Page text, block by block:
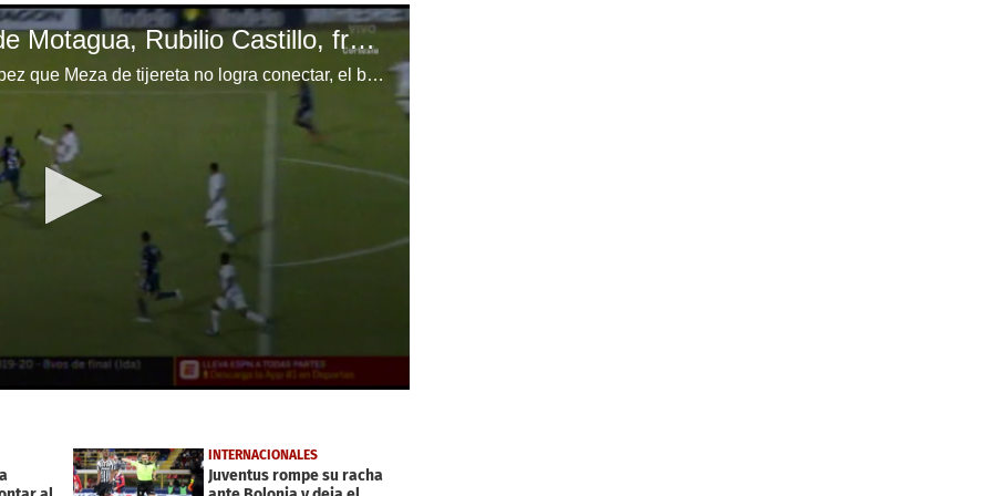
El fallo del delantero de Motagua, Rubilio Castillo, frente a Brad Guzan
Centro por derecha de Kevin López que Meza de tijereta no logra conectar, el balón se estrella en Rubilio Castillo y se escapa por la línea. Se salva Atlanta al minuto 19.
INTERNACIONALES
Juventus rompe su racha